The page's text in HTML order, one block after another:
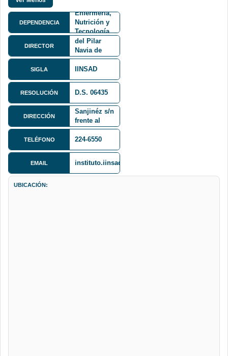
DEPENDENCIA
Enfermería,
Nutrición y
Tecnología
Médica
FMENT
DIRECTOR
Dra. Maria
del Pilar
Navia de
Muñoz
SIGLA IINSAD
RESOLUCIÓN D.S. 06435
DIRECCIÓN
Calle
Claudio
Sanjinéz s/n
frente al
Instituto del
Tórax
TELÉFONO 224-6550
EMAIL instituto.iinsad@gmail.com
UBICACIÓN: